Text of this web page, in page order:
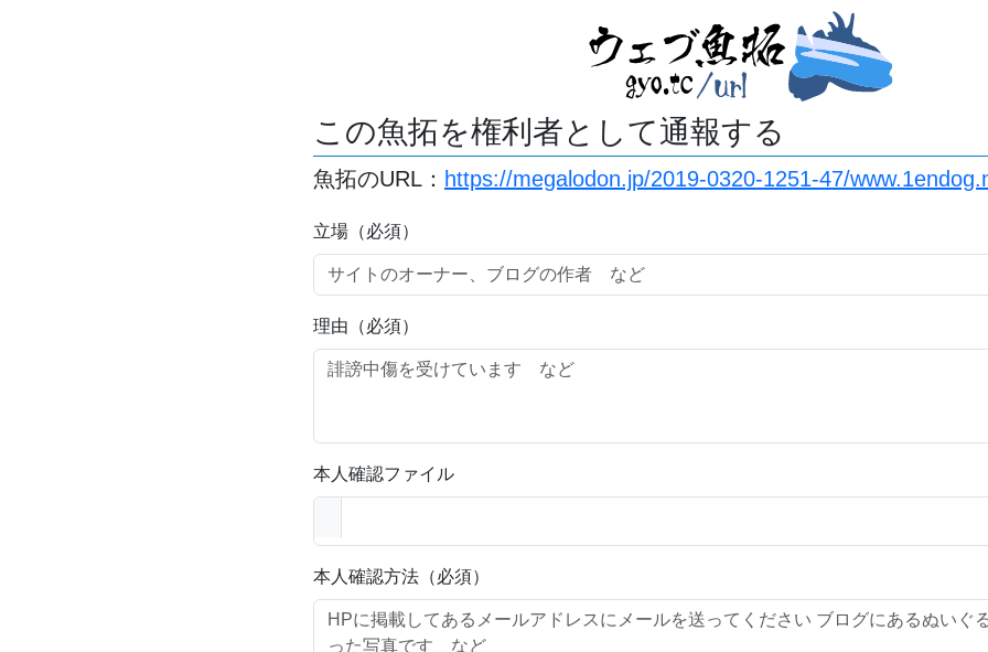
この魚拓を権利者として通報する
魚拓のURL： https://megalodon.jp/2019-0320-1251-47/
立場（必須）
理由（必須）
本人確認ファイル
本人確認方法（必須）